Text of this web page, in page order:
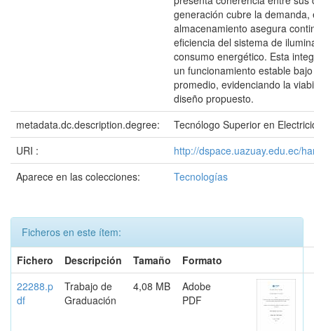
generación cubre la demanda,
almacenamiento asegura
eficiencia del sistema de
consumo energético. Esta
un funcionamiento estable
promedio, evidenciando la
diseño propuesto.
metadata.dc.description.degree:
Tecnólogo Superior en
URI :
http://dspace.uazuay.edu.ec/
Aparece en las colecciones:
Tecnologías
Ficheros en este ítem:
Fichero
Descripción Tamaño
Formato
22288.p
df
Trabajo de
Graduación
4,08 MB
Adobe
PDF